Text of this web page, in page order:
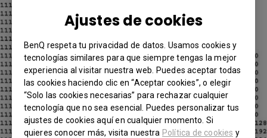
Ajustes de cookies
BenQ respeta tu privacidad de datos. Usamos cookies y
tecnologías similares para que siempre tengas la mejor
experiencia al visitar nuestra web. Puedes aceptar todas
las cookies haciendo clic en “Aceptar cookies”, o elegir
“Solo las cookies necesarias” para rechazar cualquier
tecnología que no sea esencial. Puedes personalizar tus
ajustes de cookies aquí en cualquier momento. Si
quieres conocer más, visita nuestra Política de cookies y